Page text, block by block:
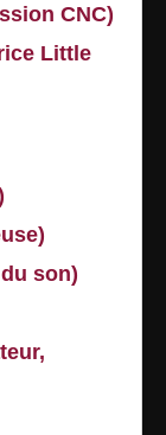
CNC)
Little
son)